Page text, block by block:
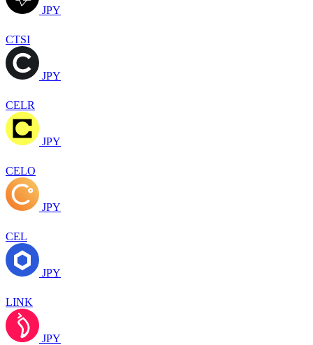
JPY
CTSI
JPY
CELR
JPY
CELO
JPY
CEL
JPY
LINK
JPY